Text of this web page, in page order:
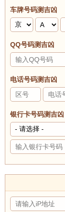
车牌号码测吉凶
QQ号码测吉凶
电话号码测吉凶
银行卡号码测吉凶